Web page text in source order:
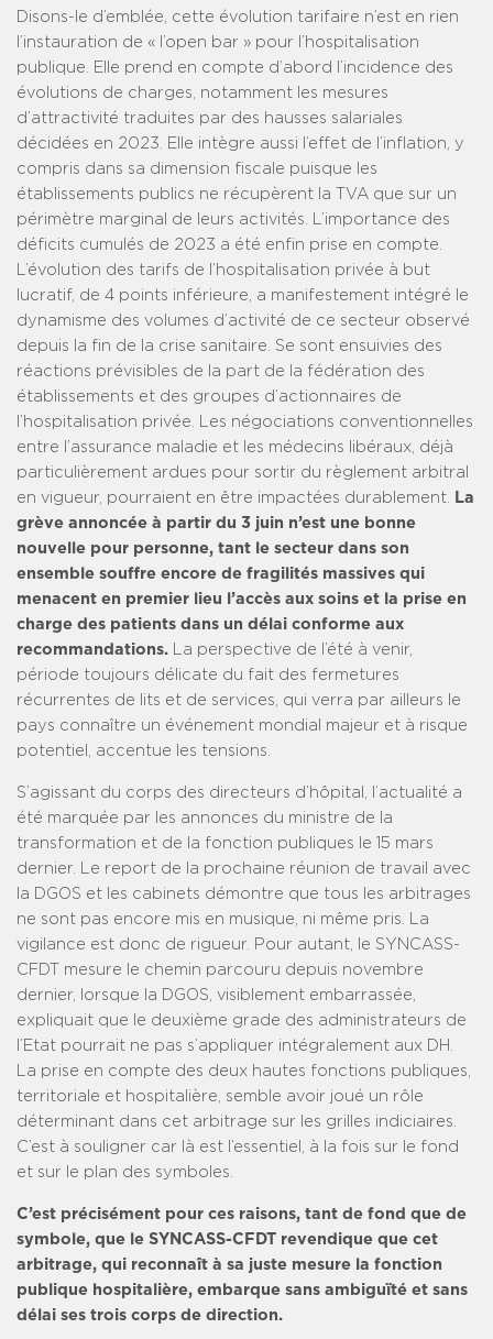
Disons-le d’emblée, cette évolution tarifaire n’est en rien
l’instauration de « l’open bar » pour l’hospitalisation
publique. Elle prend en compte d’abord l’incidence des
évolutions de charges, notamment les mesures
d’attractivité traduites par des hausses salariales
décidées en 2023. Elle intègre aussi l’effet de l’inflation, y
compris dans sa dimension fiscale puisque les
établissements publics ne récupèrent la TVA que sur un
périmètre marginal de leurs activités. L’importance des
déficits cumulés de 2023 a été enfin prise en compte.
L’évolution des tarifs de l’hospitalisation privée à but
lucratif, de 4 points inférieure, a manifestement intégré le
dynamisme des volumes d’activité de ce secteur observé
depuis la fin de la crise sanitaire. Se sont ensuivies des
réactions prévisibles de la part de la fédération des
établissements et des groupes d’actionnaires de
l’hospitalisation privée. Les négociations conventionnelles
entre l’assurance maladie et les médecins libéraux, déjà
particulièrement ardues pour sortir du règlement arbitral
en vigueur, pourraient en être impactées durablement.
La
grève annoncée à partir du 3 juin n’est une bonne
nouvelle pour personne, tant le secteur dans son
ensemble souffre encore de fragilités massives qui
menacent en premier lieu l’accès aux soins et la prise en
charge des patients dans un délai conforme aux
recommandations.
La perspective de l’été à venir,
période toujours délicate du fait des fermetures
récurrentes de lits et de services, qui verra par ailleurs le
pays connaître un événement mondial majeur et à risque
potentiel, accentue les tensions.
S’agissant du corps des directeurs d’hôpital, l’actualité a
été marquée par les annonces du ministre de la
transformation et de la fonction publiques le 15 mars
dernier. Le report de la prochaine réunion de travail avec
la DGOS et les cabinets démontre que tous les arbitrages
ne sont pas encore mis en musique, ni même pris. La
vigilance est donc de rigueur. Pour autant, le SYNCASS-
CFDT mesure le chemin parcouru depuis novembre
dernier, lorsque la DGOS, visiblement embarrassée,
expliquait que le deuxième grade des administrateurs de
l’Etat pourrait ne pas s’appliquer intégralement aux DH.
La prise en compte des deux hautes fonctions publiques,
territoriale et hospitalière, semble avoir joué un rôle
déterminant dans cet arbitrage sur les grilles indiciaires.
C’est à souligner car là est l’essentiel, à la fois sur le fond
et sur le plan des symboles.
C’est précisément pour ces raisons, tant de fond que de
symbole, que le SYNCASS-CFDT revendique que cet
arbitrage, qui reconnaît à sa juste mesure la fonction
publique hospitalière, embarque sans ambiguïté et sans
délai ses trois corps de direction.